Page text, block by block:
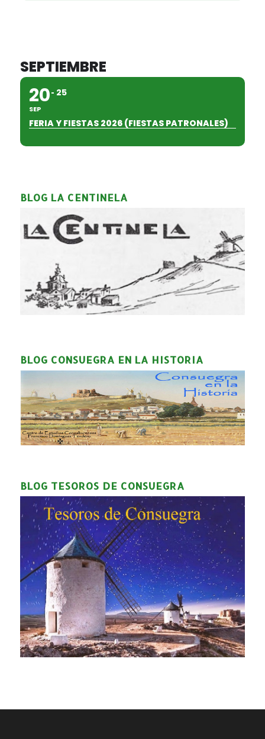
SEPTIEMBRE
20
SEP
25
FERIA Y FIESTAS 2026 (FIESTAS PATRONALES)
BLOG LA CENTINELA
BLOG CONSUEGRA EN LA HISTORIA
BLOG TESOROS DE CONSUEGRA